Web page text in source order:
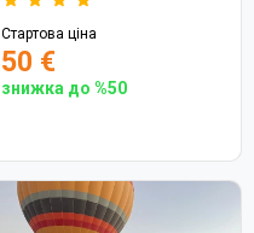
Стартова ціна
50 €
знижка до %50